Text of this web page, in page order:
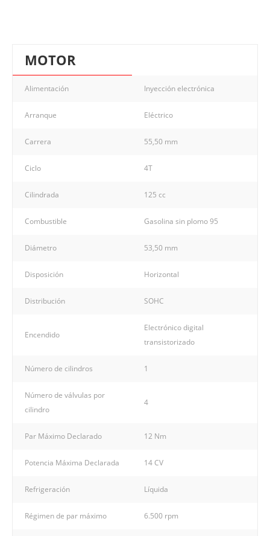
MOTOR
Alimentación Inyección electrónica
Arranque Eléctrico
Carrera 55,50 mm
Ciclo 4T
Cilindrada 125 cc
Combustible Gasolina sin plomo 95
Diámetro 53,50 mm
Disposición Horizontal
Distribución SOHC
Encendido
Electrónico digital
transistorizado
Número de cilindros 1
Número de válvulas por
cilindro
4
Par Máximo Declarado 12 Nm
Potencia Máxima Declarada 14 CV
Refrigeración Líquida
Régimen de par máximo 6.500 rpm